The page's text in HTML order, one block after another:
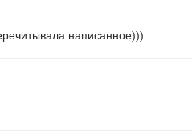
написанное)))